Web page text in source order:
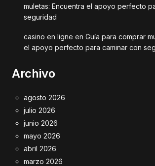
muletas: Encuentra el apoyo perfecto
seguridad
casino en ligne en Guía para comprar
el apoyo perfecto para caminar con
Archivo
agosto 2026
julio 2026
junio 2026
mayo 2026
abril 2026
marzo 2026